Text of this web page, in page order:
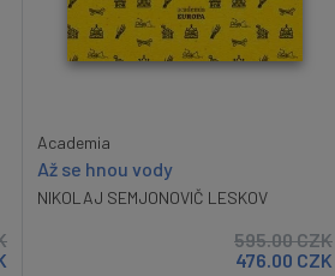
Academia
Až se hnou vody
NIKOLAJ SEMJONOVIČ LESKOV
595.00CZK
476.00 CZK